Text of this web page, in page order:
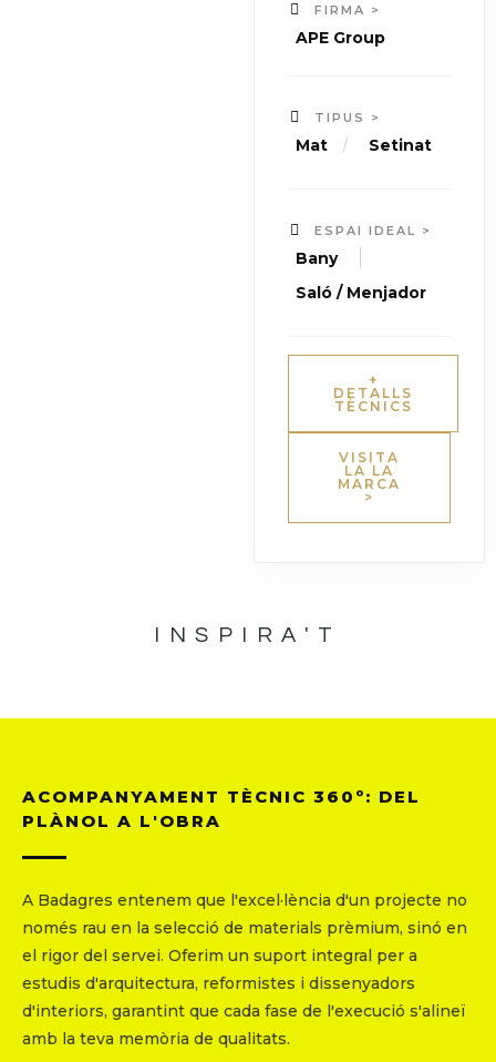
FIRMA >
APE Group
TIPUS >
Mat / Setinat
ESPAI IDEAL >
Bany
Saló / Menjador
+
DETALLS
TÈCNICS
VISITA
LA LA
MARCA
>
INSPIRA'T
ACOMPANYAMENT TÈCNIC 360º: DEL
PLÀNOL A L'OBRA
A Badagres entenem que l'excel·lència d'un projecte no
només rau en la selecció de materials prèmium, sinó en
el rigor del servei. Oferim un suport integral per a
estudis d'arquitectura, reformistes i dissenyadors
d'interiors, garantint que cada fase de l'execució s'alineï
amb la teva memòria de qualitats.